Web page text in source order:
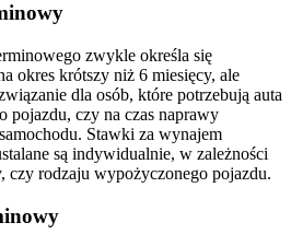
zwykle określa się
okres krótszy niż 6 miesięcy, ale
dla osób, które potrzebują auta
pojazdu, czy na czas naprawy
Stawki za wynajem
są indywidualnie, w zależności
czy rodzaju wypożyczonego pojazdu.